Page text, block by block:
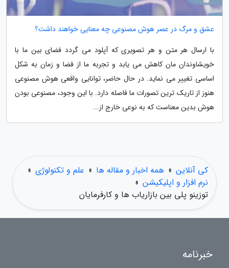
عشق و مرگ در عصر هوش مصنوعی چه معنایی خواهند داشت؟
با ارسال هر متن و هر تصویری که آپلود می گردد فضای بین ما با
خویشاوندان مان کاهش می یابد و تجربه ما از فضا و زمان به شکل
اساسی تغییر می نماید. در حال حاضر، توانایی واقعی هوش مصنوعی
هنوز از تاریک ترین تصورات ما فاصله دارد. با این وجود، مصنوعی بودن
هوش بدین معناست که به نوعی خارج از...
کی آنلاین » همه اخبار و مقاله ها » علم و تکنولوژی »
نرم افزار و اپلیکیشن »
توزینو پلی بین بازاریاب ها و کارفرمایان
خبرنامه